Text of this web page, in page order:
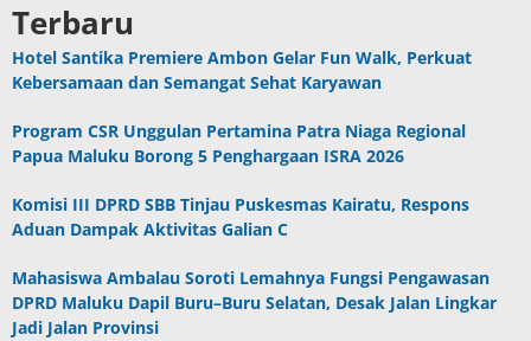
Terbaru
Hotel Santika Premiere Ambon Gelar Fun Walk, Perkuat
Kebersamaan dan Semangat Sehat Karyawan
Program CSR Unggulan Pertamina Patra Niaga Regional
Papua Maluku Borong 5 Penghargaan ISRA 2026
Komisi III DPRD SBB Tinjau Puskesmas Kairatu, Respons
Aduan Dampak Aktivitas Galian C
Mahasiswa Ambalau Soroti Lemahnya Fungsi Pengawasan
DPRD Maluku Dapil Buru–Buru Selatan, Desak Jalan Lingkar
Jadi Jalan Provinsi